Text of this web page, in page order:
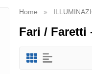
Home
Fari / Faretti